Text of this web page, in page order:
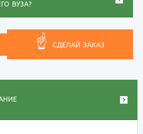
ВУЗА?
☝ СДЕЛАЙ ЗАКАЗ